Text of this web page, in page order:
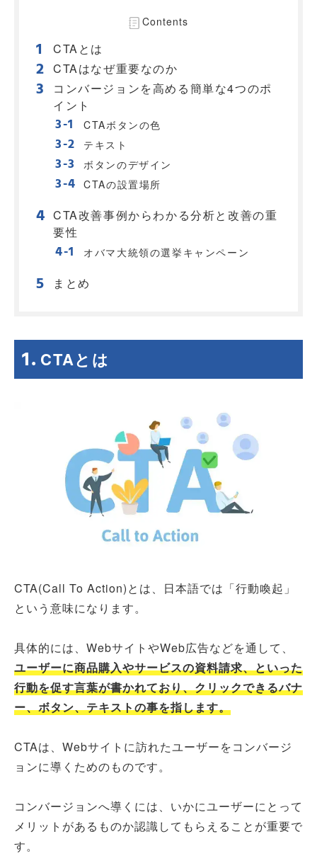
Contents
CTAとは
CTAはなぜ重要なのか
コンバージョンを高める簡単な4つのポ
イント
CTAボタンの色
テキスト
ボタンのデザイン
CTAの設置場所
CTA改善事例からわかる分析と改善の重
要性
オバマ大統領の選挙キャンペーン
まとめ
CTAとは
CTA(Call To Action)とは、日本語では「行動喚起」
という意味になります。
具体的には、WebサイトやWeb広告などを通して、
ユーザーに商品購入やサービスの資料請求、といった
行動を促す言葉が書かれており、クリックできるバナ
ー、ボタン、テキストの事を指します。
CTAは、Webサイトに訪れたユーザーをコンバージ
ョンに導くためのものです。
コンバージョンへ導くには、いかにユーザーにとって
メリットがあるものか認識してもらえることが重要で
す。